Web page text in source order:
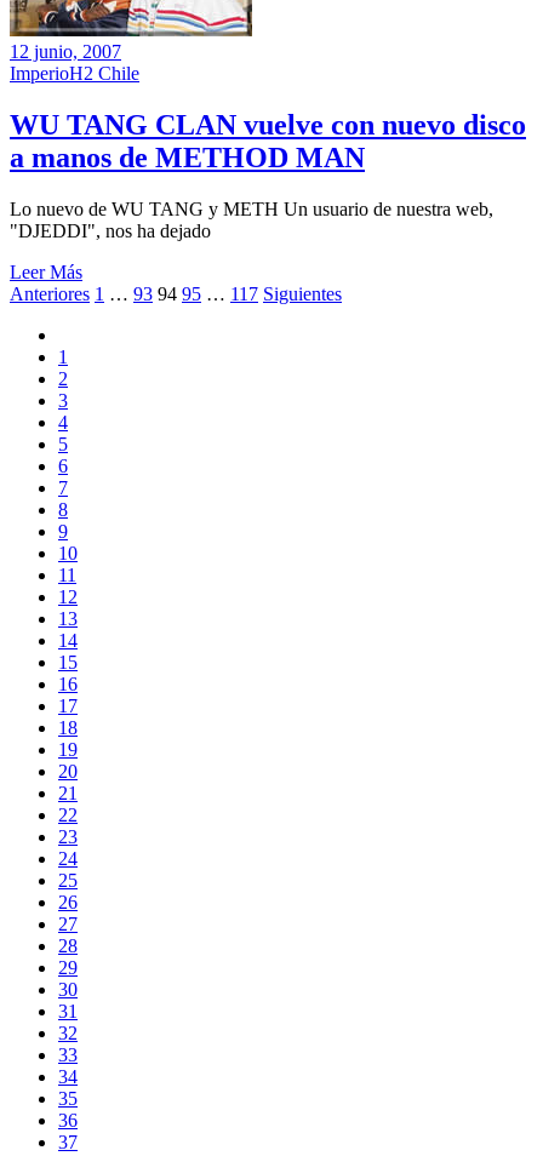
12 junio, 2007
ImperioH2 Chile
WU TANG CLAN vuelve con nuevo disco
a manos de METHOD MAN
Lo nuevo de WU TANG y METH Un usuario de nuestra web,
"DJEDDI", nos ha dejado
Leer Más
Navegación
entradas
Anteriores 1 … 93 94 95 … 117 Siguientes
1
2
3
4
5
6
7
8
9
10
11
12
13
14
15
16
17
18
19
20
21
22
23
24
25
26
27
28
29
30
31
32
33
34
35
36
37